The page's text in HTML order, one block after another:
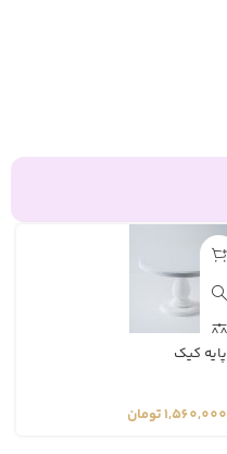
پایه کیک
1,560,000تومان